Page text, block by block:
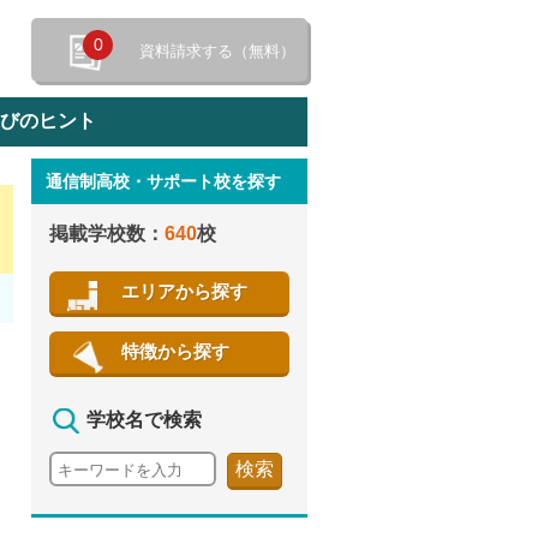
0 資料請求する（無料）
のヒント
通信制高校・サポート校を探す
掲載学校数： 640校
エリアから探す
特徴から探す
学校名で検索